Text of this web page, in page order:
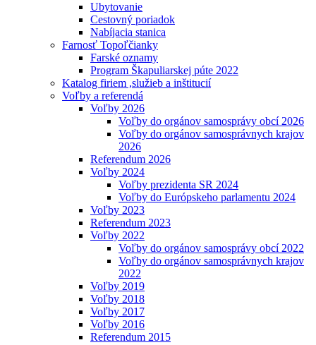
Ubytovanie
Cestovný poriadok
Nabíjacia stanica
Farnosť Topoľčianky
Farské oznamy
Program Škapuliarskej púte 2022
Katalog firiem ,služieb a inštitucií
Voľby a referendá
Voľby 2026
Voľby do orgánov samosprávy obcí 2026
Voľby do orgánov samosprávnych krajov
2026
Referendum 2026
Voľby 2024
Voľby prezidenta SR 2024
Voľby do Európskeho parlamentu 2024
Voľby 2023
Referendum 2023
Voľby 2022
Voľby do orgánov samosprávy obcí 2022
Voľby do orgánov samosprávnych krajov
2022
Voľby 2019
Voľby 2018
Voľby 2017
Voľby 2016
Referendum 2015